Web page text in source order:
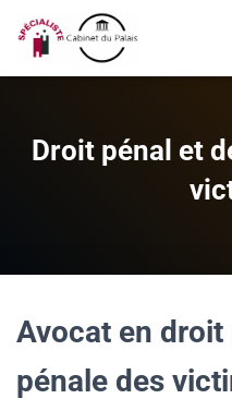
Droit pénal et
Avocat en
pénale des